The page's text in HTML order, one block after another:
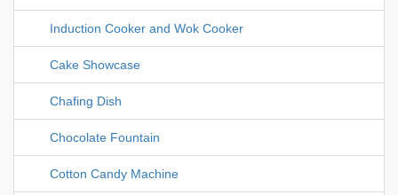
Induction Cooker and Wok Cooker
Cake Showcase
Chafing Dish
Chocolate Fountain
Cotton Candy Machine